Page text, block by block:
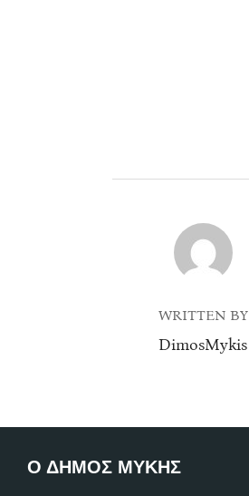
POST AUTHOR
WRITTEN BY
DimosMykis
Ο ΔΗΜΟΣ ΜΥΚΗΣ